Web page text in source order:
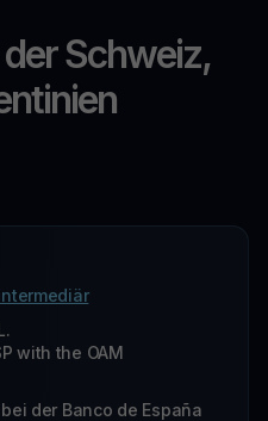
Schweiz,
with the OAM
der Banco de España